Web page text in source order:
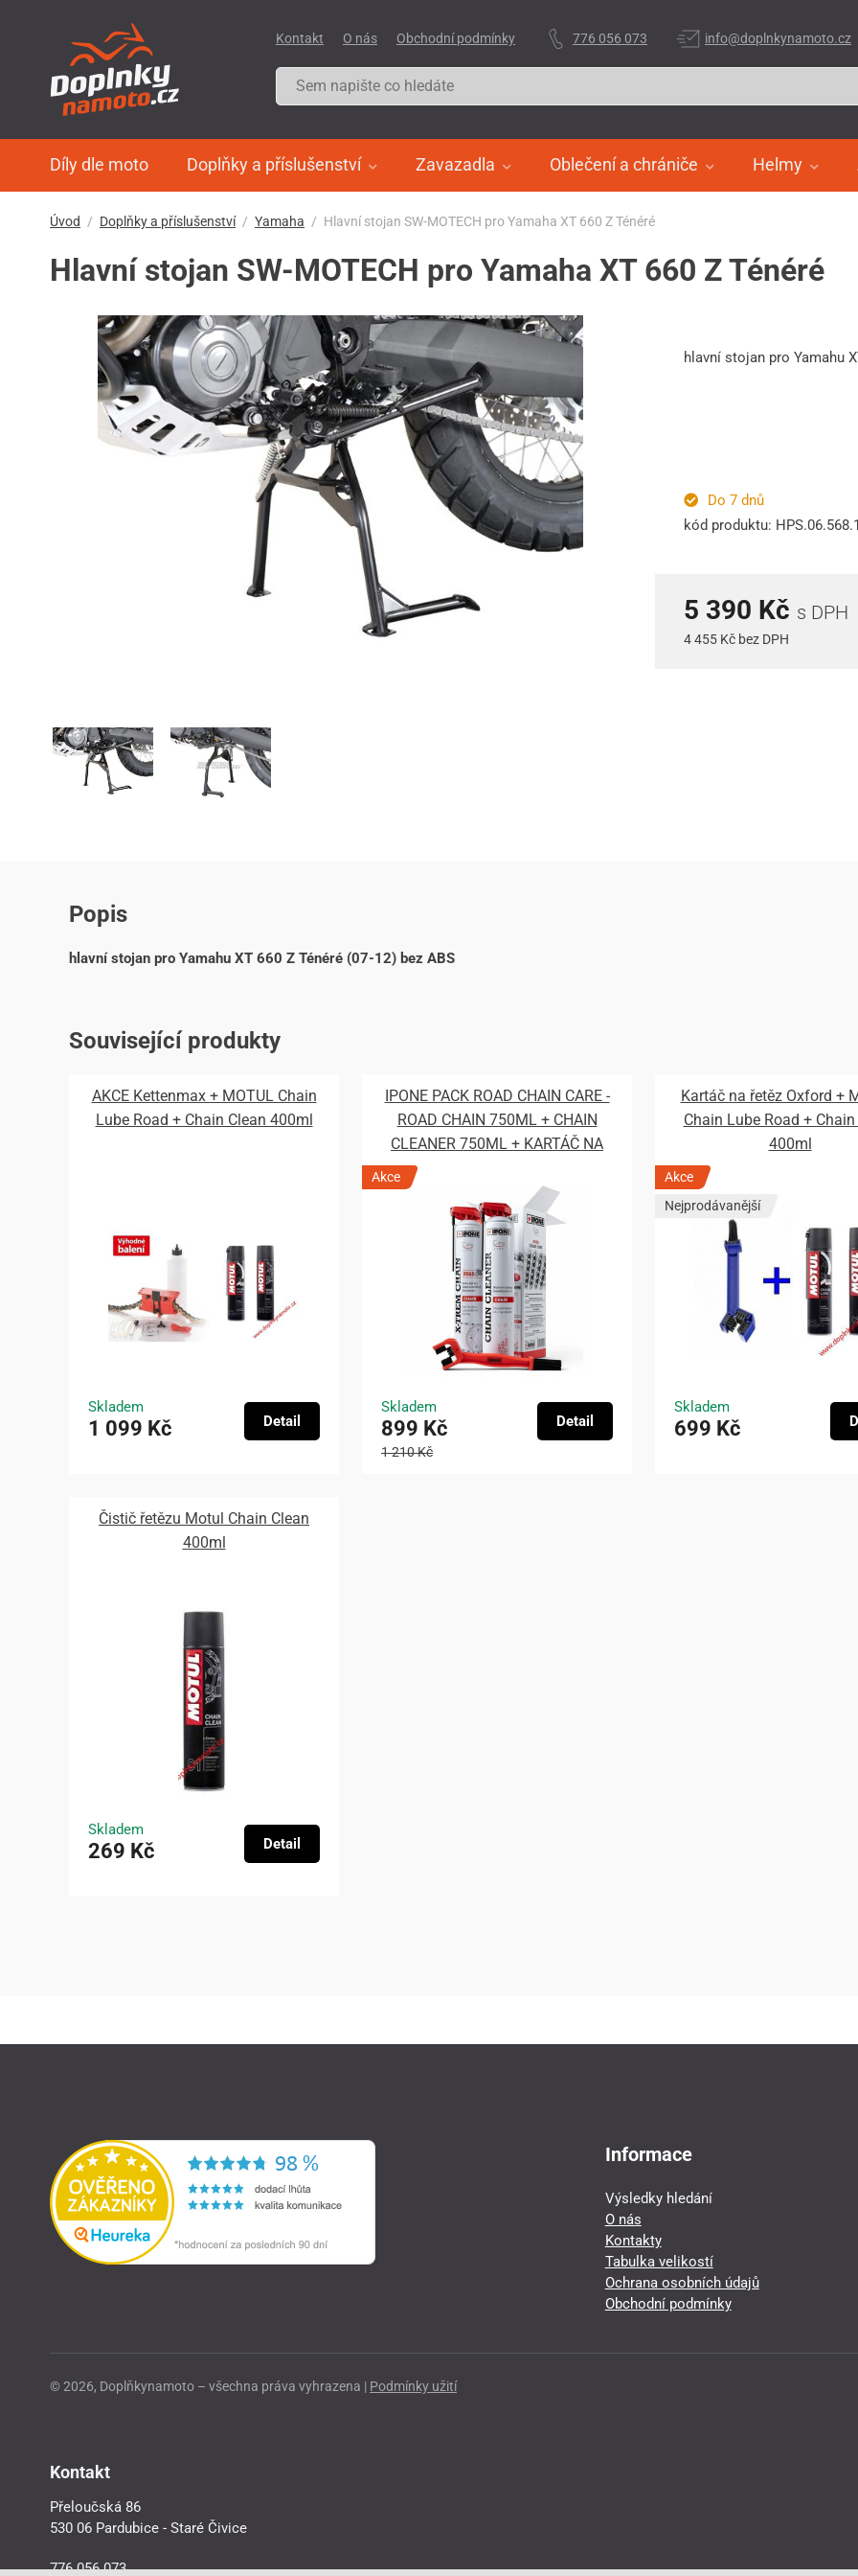
Díly dle moto Doplňky a příslušenství Zavazadla Oblečení a chrániče Helmy
Kontakt O nás Obchodní podmínky 776 056 073 info@doplnkynamoto.cz
Úvod Doplňky a příslušenství Yamaha Hlavní stojan SW-MOTECH pro Yamaha XT 660 Z Ténéré
Hlavní stojan SW-MOTECH pro Yamaha XT 660 Z Ténéré
hlavní stojan pro Yamahu
Do 7 dnů
kód produktu:
5 390 Kč s DPH
4 455 Kč bez DPH
Popis
hlavní stojan pro Yamahu XT 660 Z Ténéré (07-12) bez ABS
Související produkty
AKCE Kettenmax + MOTUL Chain
Lube Road + Chain Clean 400ml
Skladem
1 099 Kč Detail
IPONE PACK ROAD CHAIN CARE -
ROAD CHAIN 750ML + CHAIN
CLEANER 750ML + KARTÁČ NA
Akce
Skladem
899 Kč
1 210 Kč
Detail
Kartáč na řetěz Oxford +
Chain Lube Road +
400ml
Akce
Nejprodávanější
Skladem
699 Kč
Čistič řetězu Motul Chain Clean
400ml
Skladem
269 Kč Detail
Informace
Výsledky hledání
O nás
Kontakty
Tabulka velikostí
Ochrana osobních údajů
Obchodní podmínky
© 2026, Doplňkynamoto – všechna práva vyhrazena | Podmínky užití
Kontakt
Přeloučská 86
530 06 Pardubice - Staré Čivice
776 056 073